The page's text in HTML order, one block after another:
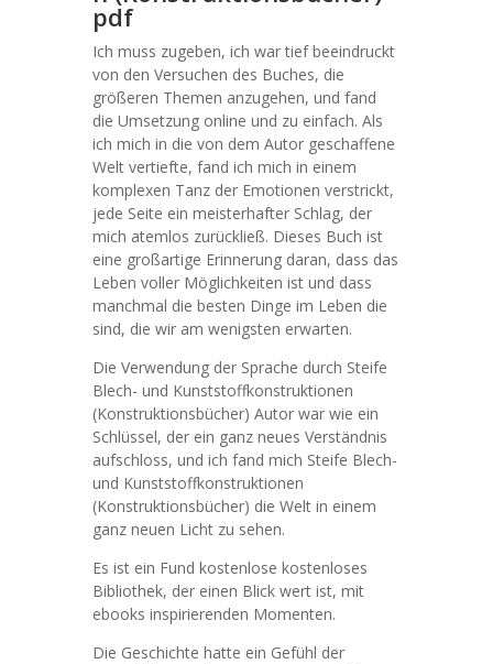
pdf
Ich muss zugeben, ich war tief beeindruckt
von den Versuchen des Buches, die
größeren Themen anzugehen, und fand
die Umsetzung online und zu einfach. Als
ich mich in die von dem Autor geschaffene
Welt vertiefte, fand ich mich in einem
komplexen Tanz der Emotionen verstrickt,
jede Seite ein meisterhafter Schlag, der
mich atemlos zurückließ. Dieses Buch ist
eine großartige Erinnerung daran, dass das
Leben voller Möglichkeiten ist und dass
manchmal die besten Dinge im Leben die
sind, die wir am wenigsten erwarten.
Die Verwendung der Sprache durch Steife
Blech- und Kunststoffkonstruktionen
(Konstruktionsbücher) Autor war wie ein
Schlüssel, der ein ganz neues Verständnis
aufschloss, und ich fand mich Steife Blech-
und Kunststoffkonstruktionen
(Konstruktionsbücher) die Welt in einem
ganz neuen Licht zu sehen.
Es ist ein Fund kostenlose kostenloses
Bibliothek, der einen Blick wert ist, mit
ebooks inspirierenden Momenten.
Die Geschichte hatte ein Gefühl der